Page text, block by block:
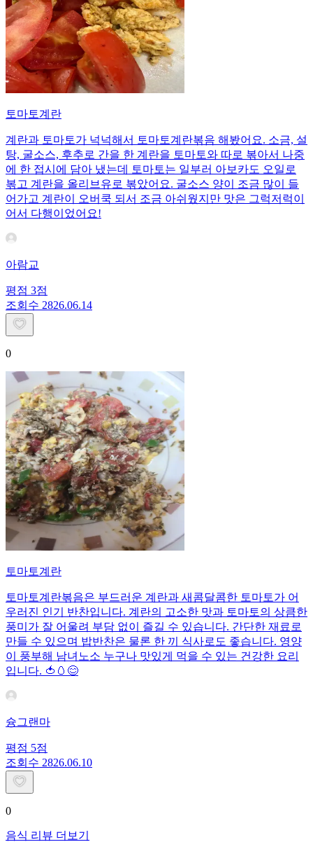
토마토계란
계란과 토마토가 넉넉해서 토마토계란볶음 해봤어요. 소금, 설
탕, 굴소스, 후추로 간을 한 계란을 토마토와 따로 볶아서 나중
에 한 접시에 담아 냈는데 토마토는 일부러 아보카도 오일로
볶고 계란을 올리브유로 볶았어요. 굴소스 양이 조금 많이 들
어가고 계란이 오버쿡 되서 조금 아쉬웠지만 맛은 그럭저럭이
어서 다행이었어요!
아람교
평점 3점
조회수 2826.06.14
0
토마토계란
토마토계란볶음은 부드러운 계란과 새콤달콤한 토마토가 어
우러진 인기 반찬입니다. 계란의 고소한 맛과 토마토의 상큼한
풍미가 잘 어울려 부담 없이 즐길 수 있습니다. 간단한 재료로
만들 수 있으며 밥반찬은 물론 한 끼 식사로도 좋습니다. 영양
이 풍부해 남녀노소 누구나 맛있게 먹을 수 있는 건강한 요리
입니다. 🍅🥚😊
슝그랜마
평점 5점
조회수 2826.06.10
0
음식 리뷰 더보기